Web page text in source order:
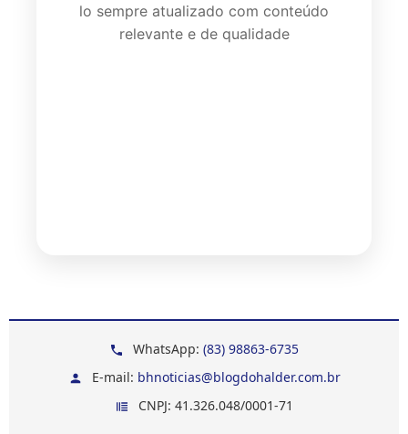
lo sempre atualizado com conteúdo
relevante e de qualidade
WhatsApp: (83) 98863-6735
E-mail: bhnoticias@blogdohalder.com.br
CNPJ: 41.326.048/0001-71